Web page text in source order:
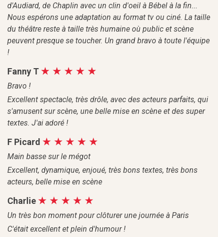
d'Audiard, de Chaplin avec un clin d'oeil à Bébel à la fin...
Nous espérons une adaptation au format tv ou ciné. La taille
du théâtre reste à taille très humaine où public et scène
peuvent presque se toucher. Un grand bravo à toute l'équipe
!
Fanny T
Bravo !
Excellent spectacle, très drôle, avec des acteurs parfaits, qui
s'amusent sur scène, une belle mise en scène et des super
textes. J'ai adoré !
F Picard
Main basse sur le mégot
Excellent, dynamique, enjoué, très bons textes, très bons
acteurs, belle mise en scène
Charlie
Un très bon moment pour clôturer une journée à Paris
C'était excellent et plein d'humour !